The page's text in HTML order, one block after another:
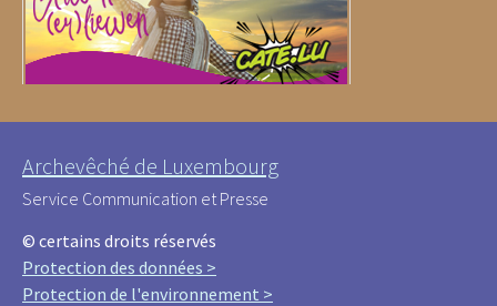
Archevêché de Luxembourg
Service Communication et Presse
© certains droits réservés
Protection des données >
Protection de l'environnement >